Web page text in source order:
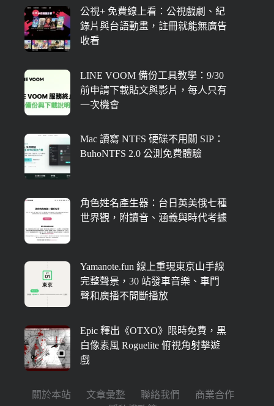
公視+ 免費線上看：公視戲劇、紀
錄片與台語動畫，註冊就能無廣告
收看
LINE VOOM 備份工具教學：9/30
前申請下載貼文與影片，每人只有
一次機會
Mac 讀寫 NTFS 硬碟不用關 SIP：
BuhoNTFS 2.0 公測免費體驗
角色姓名產生器：台日英美俄七種
世界觀，附讀音、涵義與時代考據
Yamanote.fun 線上重現東京山手線
完整聲景，30 站發車音樂、車門
聲和廣播不間斷播放
Epic 釋出《OTXO》限時免費，黑
白像素風 Roguelite 俯視角射擊遊
戲
關於本站 文章彙整 聯絡我們
商業合作